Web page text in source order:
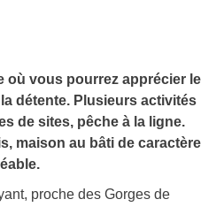
où vous pourrez apprécier le
détente. Plusieurs activités
de sites, pêche à la ligne.
maison au bâti de caractère
proche des Gorges de